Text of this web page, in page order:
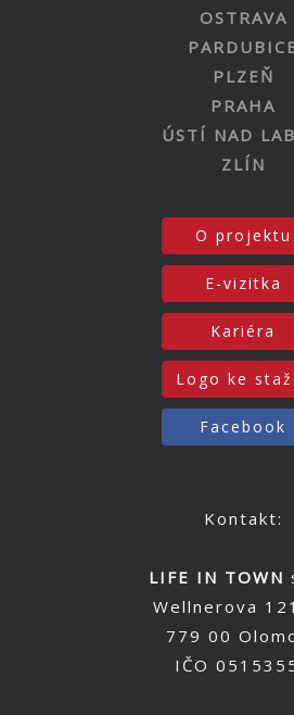
OSTRAVA
PLZEŇ
PRAHA
ÚSTÍ NAD
ZLÍN
O projektu
E-vizitka
Kariéra
Logo ke
Facebook
Kontakt:
LIFE IN TOWN
Wellnerova
779 00
IČO